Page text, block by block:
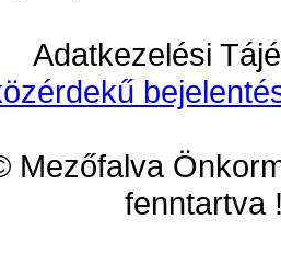
Adatkezelési
Mezőfalva
fenntartva